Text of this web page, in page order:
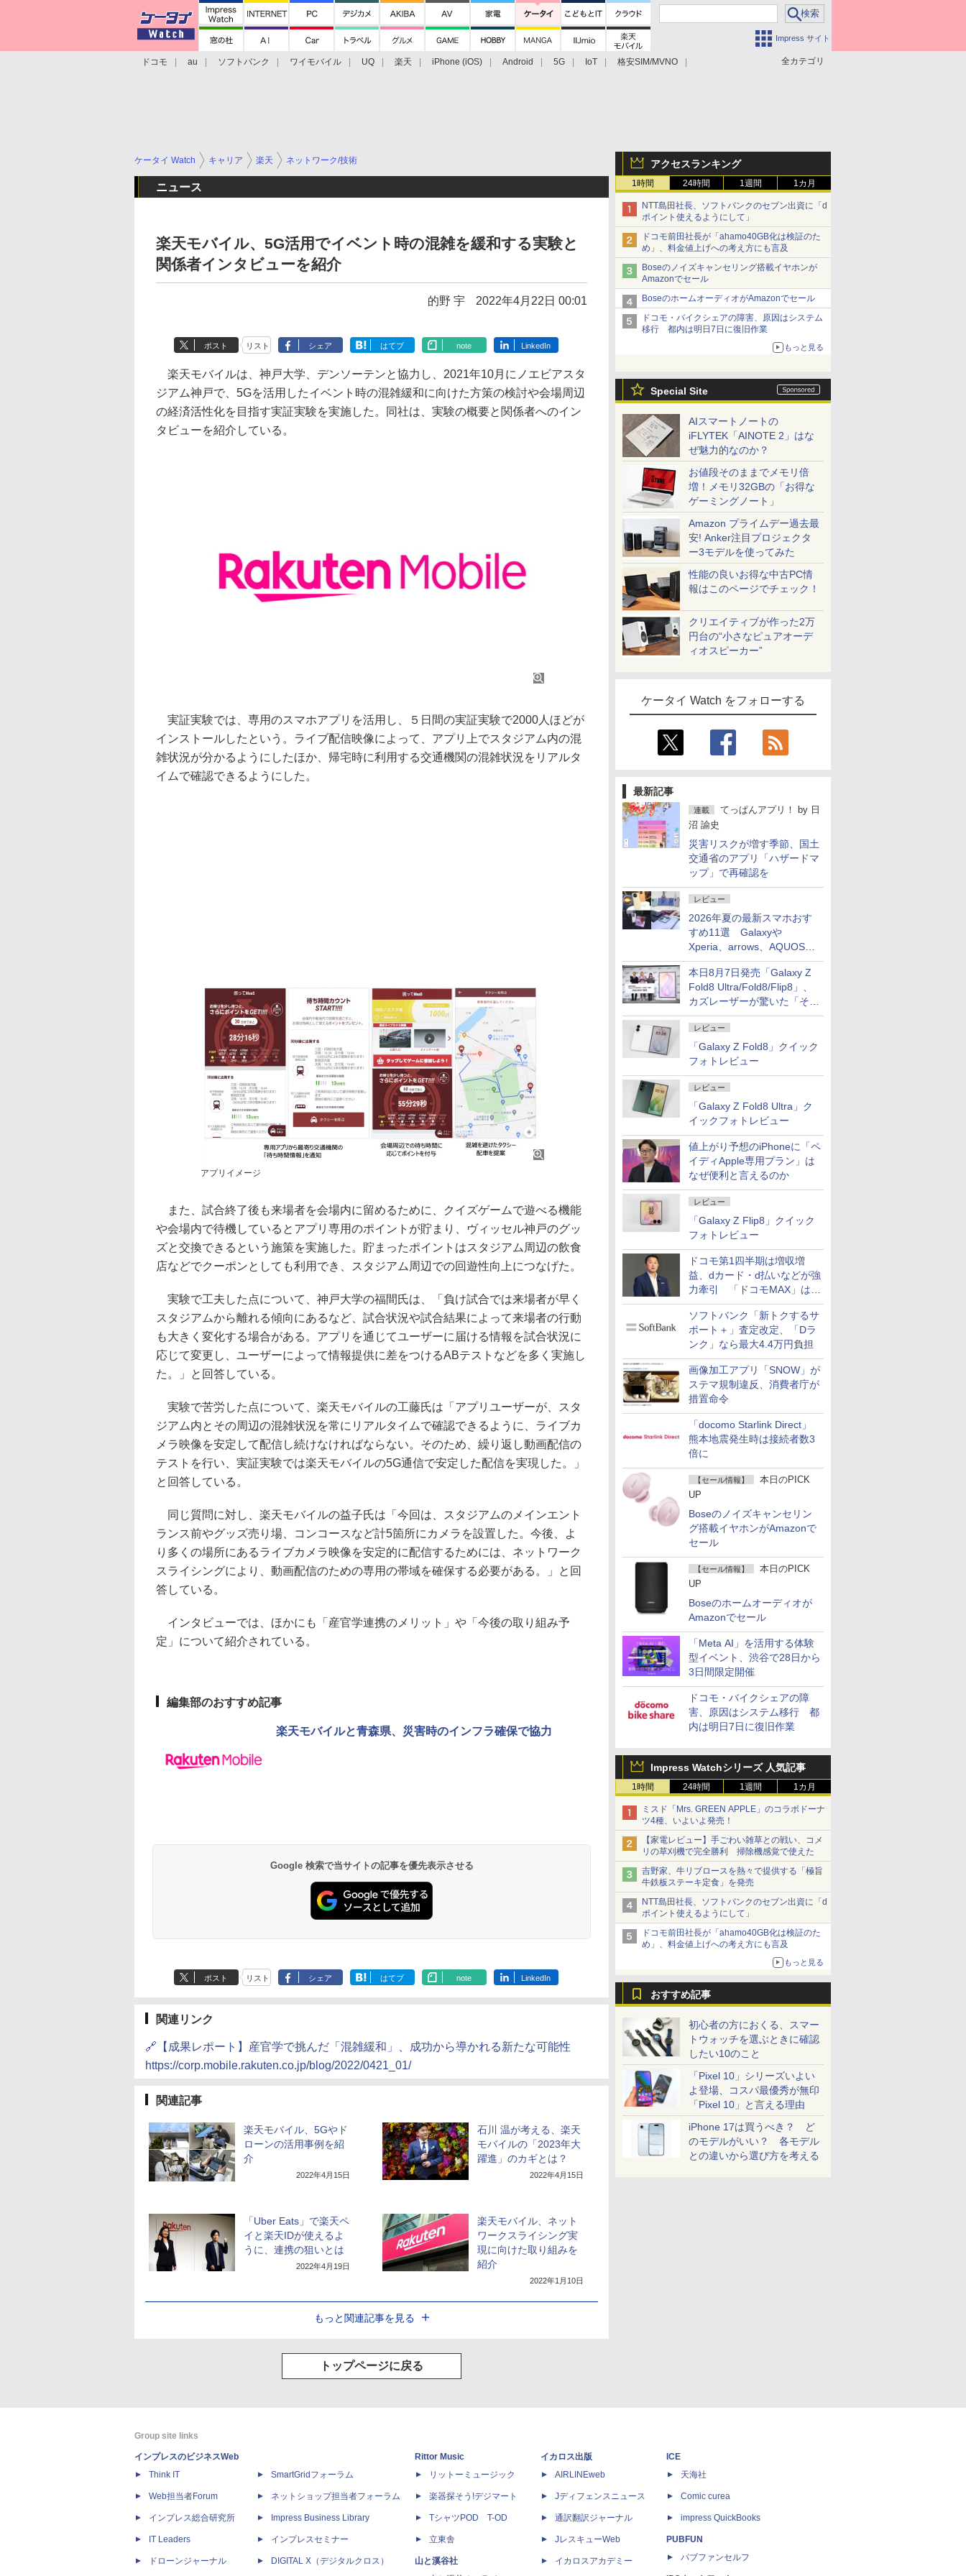
Impress サイト
全カテゴリ
ドコモ au ソフトバンク ワイモバイル UQ 楽天 iPhone (iOS) Android 5G IoT
格安SIM/MVNO
アクセスランキング
1時間 24時間 1週間 1カ月
NTT島田社長、ソフトバンクのセブン出資に「d
ポイント使えるようにして」
ドコモ前田社長が「ahamo40GB化は検証のた
め」、料金値上げへの考え方にも言及
Boseのノイズキャンセリング搭載イヤホンが
Amazonでセール
BoseのホームオーディオがAmazonでセール
ドコモ・バイクシェアの障害、原因はシステム
移行 都内は明日7日に復旧作業
もっと見る
Special Site
AIスマートノートの
iFLYTEK「AINOTE 2」はな
ぜ魅力的なのか？
お値段そのままでメモリ倍
増！メモリ32GBの「お得な
ゲーミングノート」
Amazon プライムデー過去最
安! Anker注目プロジェクタ
ー3モデルを使ってみた
性能の良いお得な中古PC情
報はこのページでチェック！
クリエイティブが作った2万
円台の“小さなピュアオーデ
ィオスピーカー”
ケータイ Watch をフォローする
最新記事
連載 てっぱんアプリ！ by 日
沼 諭史
災害リスクが増す季節、国土
交通省のアプリ「ハザードマ
ップ」で再確認を
レビュー
2026年夏の最新スマホおす
すめ11選 Galaxyや
Xperia、arrows、AQUOSな
ど注目機種の特徴は
本日8月7日発売「Galaxy Z
Fold8 Ultra/Fold8/Flip8」、
カズレーザーが驚いた「そば
屋のメニュー並みの薄さ」
レビュー
「Galaxy Z Fold8」クイック
フォトレビュー
レビュー
「Galaxy Z Fold8 Ultra」ク
イックフォトレビュー
値上がり予想のiPhoneに「ペ
イディApple専用プラン」は
なぜ便利と言えるのか
レビュー
「Galaxy Z Flip8」クイック
フォトレビュー
ドコモ第1四半期は増収増
益、dカード・d払いなどが強
力牽引 「ドコモMAX」は
400万契約突破
ソフトバンク「新トクするサ
ポート＋」査定改定、「Dラ
ンク」なら最大4.4万円負担
画像加工アプリ「SNOW」が
ステマ規制違反、消費者庁が
措置命令
「docomo Starlink Direct」
熊本地震発生時は接続者数3
倍に
【セール情報】
本日のPICK
UP
Boseのノイズキャンセリン
グ搭載イヤホンがAmazonで
セール
【セール情報】
本日のPICK
UP
Boseのホームオーディオが
Amazonでセール
「Meta AI」を活用する体験
型イベント、渋谷で28日から
3日間限定開催
ドコモ・バイクシェアの障
害、原因はシステム移行 都
内は明日7日に復旧作業
Impress Watchシリーズ 人気記事
1時間 24時間 1週間 1カ月
ミスド「Mrs. GREEN APPLE」のコラボドーナ
ツ4種、いよいよ発売！
【家電レビュー】手ごわい雑草との戦い、コメ
リの草刈機で完全勝利 掃除機感覚で使えた
吉野家、牛リブロースを熱々で提供する「極旨
牛鉄板ステーキ定食」を発売
NTT島田社長、ソフトバンクのセブン出資に「d
ポイント使えるようにして」
ドコモ前田社長が「ahamo40GB化は検証のた
め」、料金値上げへの考え方にも言及
もっと見る
おすすめ記事
初心者の方におくる、スマー
トウォッチを選ぶときに確認
したい10のこと
「Pixel 10」シリーズいよい
よ登場、コスパ最優秀が無印
「Pixel 10」と言える理由
iPhone 17は買うべき？ ど
のモデルがいい？ 各モデル
との違いから選び方を考える
ケータイ Watch キャリア 楽天 ネットワーク/技術
ニュース
楽天モバイル、5G活用でイベント時の混雑を緩和する実験と
関係者インタビューを紹介
的野 宇 2022年4月22日 00:01
ポスト リスト シェア はてブ note LinkedIn
楽天モバイルは、神戸大学、デンソーテンと協力し、2021年10月にノエビアスタ
ジアム神戸で、5Gを活用したイベント時の混雑緩和に向けた方策の検討や会場周辺
の経済活性化を目指す実証実験を実施した。同社は、実験の概要と関係者へのイン
タビューを紹介している。
実証実験では、専用のスマホアプリを活用し、５日間の実証実験で2000人ほどが
インストールしたという。ライブ配信映像によって、アプリ上でスタジアム内の混
雑状況が分かるようにしたほか、帰宅時に利用する交通機関の混雑状況をリアルタ
イムで確認できるようにした。
アプリイメージ
また、試合終了後も来場者を会場内に留めるために、クイズゲームで遊べる機能
や会場内で待機しているとアプリ専用のポイントが貯まり、ヴィッセル神戸のグッ
ズと交換できるという施策を実施した。貯まったポイントはスタジアム周辺の飲食
店などでクーポンとしても利用でき、スタジアム周辺での回遊性向上につなげた。
実験で工夫した点について、神戸大学の福間氏は、「負け試合では来場者が早く
スタジアムから離れる傾向にあるなど、試合状況や試合結果によって来場者の行動
も大きく変化する場合がある。アプリを通じてユーザーに届ける情報を試合状況に
応じて変更し、ユーザーによって情報提供に差をつけるABテストなどを多く実施し
た。」と回答している。
実験で苦労した点について、楽天モバイルの工藤氏は「アプリユーザーが、スタ
ジアム内とその周辺の混雑状況を常にリアルタイムで確認できるように、ライブカ
メラ映像を安定して配信し続けなければならない。そのため、繰り返し動画配信の
テストを行い、実証実験では楽天モバイルの5G通信で安定した配信を実現した。」
と回答している。
同じ質問に対し、楽天モバイルの益子氏は「今回は、スタジアムのメインエント
ランス前やグッズ売り場、コンコースなど計5箇所にカメラを設置した。今後、よ
り多くの場所にあるライブカメラ映像を安定的に配信するためには、ネットワーク
スライシングにより、動画配信のための専用の帯域を確保する必要がある。」と回
答している。
インタビューでは、ほかにも「産官学連携のメリット」や「今後の取り組み予
定」について紹介されている。
編集部のおすすめ記事
楽天モバイルと青森県、災害時のインフラ確保で協力
Google 検索で当サイトの記事を優先表示させる
ポスト リスト シェア はてブ note LinkedIn
関連リンク
🔗【成果レポート】産官学で挑んだ「混雑緩和」、成功から導かれる新たな可能性
https://corp.mobile.rakuten.co.jp/blog/2022/0421_01/
関連記事
楽天モバイル、5Gやド
ローンの活用事例を紹
介
2022年4月15日
石川 温が考える、楽天
モバイルの「2023年大
躍進」のカギとは？
2022年4月15日
「Uber Eats」で楽天ペ
イと楽天IDが使えるよ
うに、連携の狙いとは
2022年4月19日
楽天モバイル、ネット
ワークスライシング実
現に向けた取り組みを
紹介
2022年1月10日
もっと関連記事を見る
トップページに戻る
Group site links
インプレスのビジネスWeb
Think IT
Web担当者Forum
インプレス総合研究所
IT Leaders
ドローンジャーナル
SmartGridフォーラム
ネットショップ担当者フォーラム
Impress Business Library
インプレスセミナー
DIGITAL X（デジタルクロス）
Rittor Music
リットーミュージック
楽器探そう!デジマート
TシャツPOD T-OD
立東舎
山と溪谷社
イカロス出版
AIRLINEweb
Jディフェンスニュース
通訳翻訳ジャーナル
JレスキューWeb
イカロスアカデミー
ICE
天海社
Comic curea
impress QuickBooks
PUBFUN
パブファンセルフ